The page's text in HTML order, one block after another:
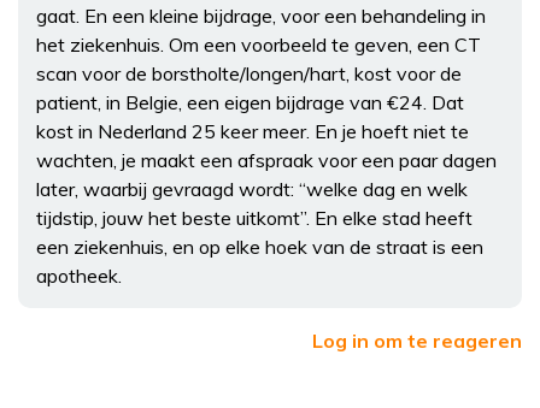
gaat. En een kleine bijdrage, voor een behandeling in
het ziekenhuis. Om een voorbeeld te geven, een CT
scan voor de borstholte/longen/hart, kost voor de
patient, in Belgie, een eigen bijdrage van €24. Dat
kost in Nederland 25 keer meer. En je hoeft niet te
wachten, je maakt een afspraak voor een paar dagen
later, waarbij gevraagd wordt: “welke dag en welk
tijdstip, jouw het beste uitkomt”. En elke stad heeft
een ziekenhuis, en op elke hoek van de straat is een
apotheek.
Log in om te reageren